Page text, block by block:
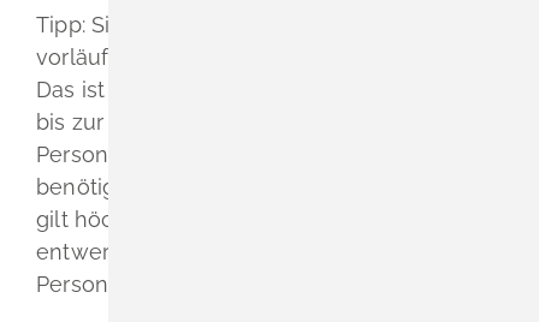
Tipp: Sie können gleichzeitig einen
vorläufigen Personalausweis beantragen.
Das ist möglich, wenn Sie bereits für die Zeit
bis zur Ausstellung des neuen
Personalausweises ein Ausweispapier
benötigen. Der vorläufige Personalausweis
gilt höchstens drei Monate
entwerten lassen, sobald Sie den neuen
Personalausweis erhalten haben.